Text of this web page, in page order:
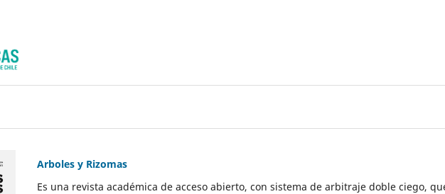
Arboles y Rizomas
Es una revista académica de acceso abierto, con sistema de arbitraje doble ciego,